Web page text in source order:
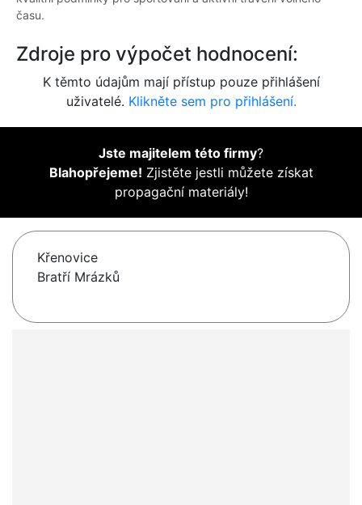
času.
Zdroje pro výpočet hodnocení:
K těmto údajům mají přístup pouze přihlášení
uživatelé. Klikněte sem pro přihlášení.
Jste majitelem této firmy?
Blahopřejeme! Zjistěte jestli můžete získat
propagační materiály!
Křenovice
Bratří Mrázků